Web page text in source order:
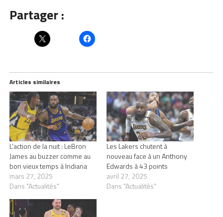
Partager :
Articles similaires
L’action de la nuit : LeBron
James au buzzer comme au
bon vieux temps à Indiana
mars 27, 2025
Dans "Actualités"
Les Lakers chutent à
nouveau face à un Anthony
Edwards à 43 points
avril 27, 2025
Dans "Actualités"